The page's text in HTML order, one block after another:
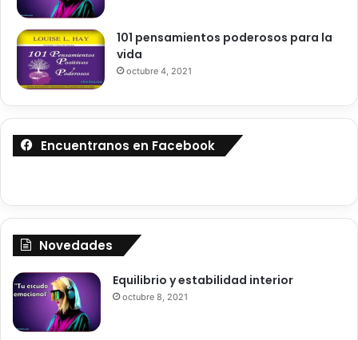
o
d
a
c
a
o
C
a
o
o
|
I
e
101 pensamientos poderosos para la
vida
octubre 4, 2021
Encuentranos en Facebook
Novedades
Equilibrio y estabilidad interior
octubre 8, 2021